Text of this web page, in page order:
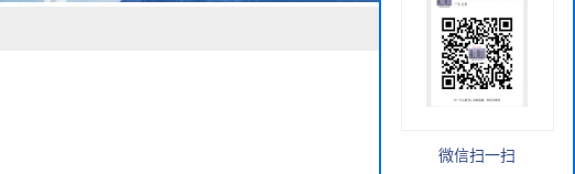
微信扫一扫